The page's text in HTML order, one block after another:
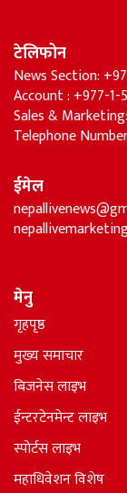
टेलिफोन
News Section:
Account : +977-1-
Sales & Marketing:
Telephone
ईमेल
मेनु
गृहपृष्ठ
मुख्य समाचार
बिजनेस लाइभ
ईन्टरटेनमेन्ट लाइभ
स्पोर्टस लाइभ
महाधिवेशन विशेष